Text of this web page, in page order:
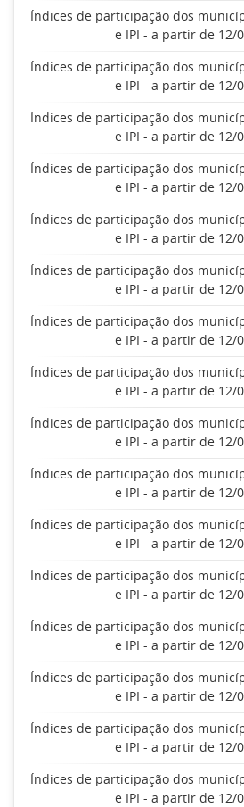
Índices de participação dos
e IPI - a partir de 12/
Índices de participação dos
e IPI - a partir de 12/
Índices de participação dos
e IPI - a partir de 12/
Índices de participação dos
e IPI - a partir de 12/
Índices de participação dos
e IPI - a partir de 12/
Índices de participação dos
e IPI - a partir de 12/
Índices de participação dos
e IPI - a partir de 12/
Índices de participação dos
e IPI - a partir de 12/
Índices de participação dos
e IPI - a partir de 12/
Índices de participação dos
e IPI - a partir de 12/
Índices de participação dos
e IPI - a partir de 12/
Índices de participação dos
e IPI - a partir de 12/
Índices de participação dos
e IPI - a partir de 12/
Índices de participação dos
e IPI - a partir de 12/
Índices de participação dos
e IPI - a partir de 12/
Índices de participação dos
e IPI - a partir de 12/